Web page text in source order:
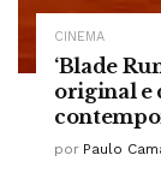
CINEMA
‘Blade
original e
por Paulo